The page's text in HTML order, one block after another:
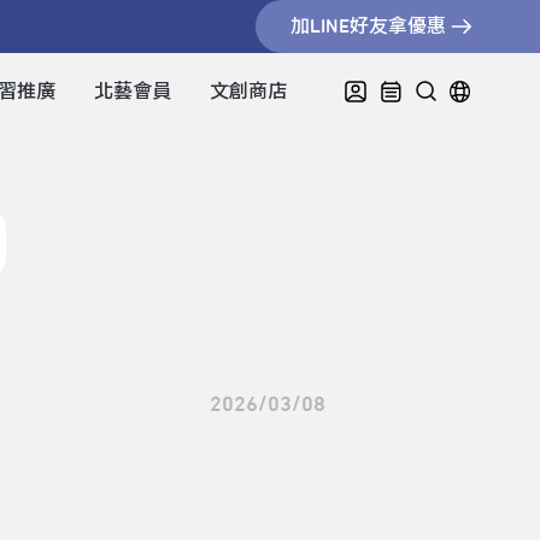
加LINE好友拿優惠
推廣 北藝會員 文創商店
2026/03/08